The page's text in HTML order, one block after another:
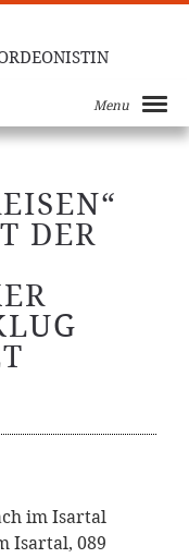
Menu
DER
im Isartal
Isartal, 089